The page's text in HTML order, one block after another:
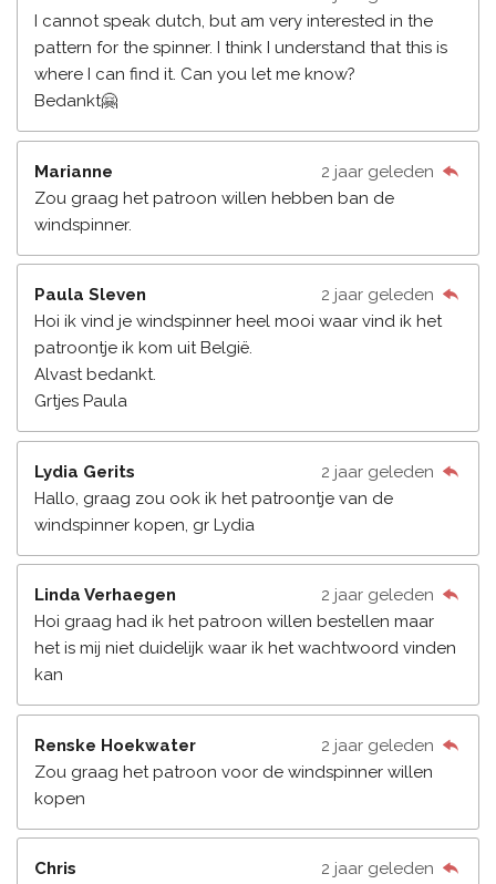
I cannot speak dutch, but am very interested in the
pattern for the spinner. I think I understand that this is
where I can find it. Can you let me know?
Bedankt🤗
Marianne
2 jaar geleden
Zou graag het patroon willen hebben ban de
windspinner.
Paula Sleven
2 jaar geleden
Hoi ik vind je windspinner heel mooi waar vind ik het
patroontje ik kom uit België.
Alvast bedankt.
Grtjes Paula
Lydia Gerits
2 jaar geleden
Hallo, graag zou ook ik het patroontje van de
windspinner kopen, gr Lydia
Linda Verhaegen
2 jaar geleden
Hoi graag had ik het patroon willen bestellen maar
het is mij niet duidelijk waar ik het wachtwoord vinden
kan
Renske Hoekwater
2 jaar geleden
Zou graag het patroon voor de windspinner willen
kopen
Chris
2 jaar geleden